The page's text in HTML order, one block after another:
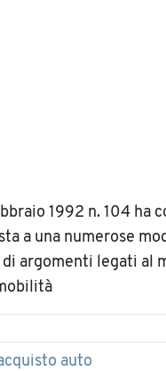
1992 n. 104
a una numerose
argomenti legati al
auto